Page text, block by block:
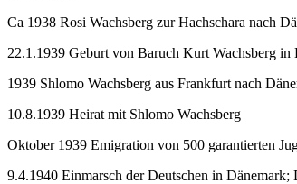
Ca 1938 Rosi Wachsberg zur Hachschara nach
22.1.1939 Geburt von Baruch Kurt Wachsberg in
1939 Shlomo Wachsberg aus Frankfurt nach
10.8.1939 Heirat mit Shlomo Wachsberg
Oktober 1939 Emigration von 500 garantierten
9.4.1940 Einmarsch der Deutschen in